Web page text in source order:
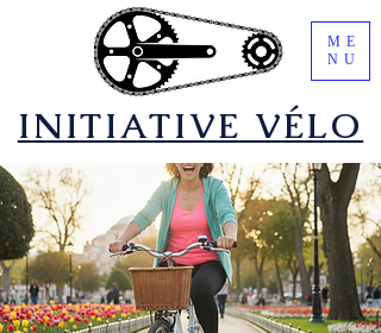
​INITIATIVE VÉLO
ME
NU